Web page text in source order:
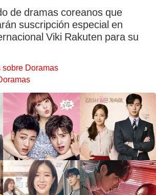
de dramas coreanos que
suscripción especial en
Viki Rakuten para su
Doramas